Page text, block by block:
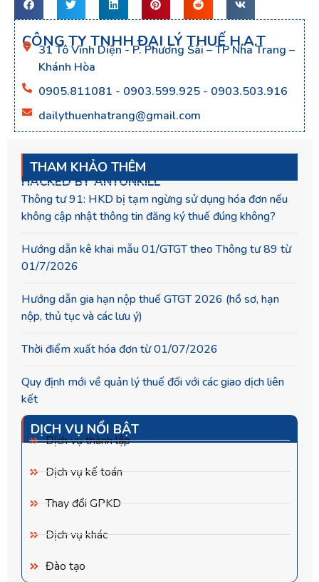
CÔNG TY TNHH ĐẠI LÝ THUẾ H.A.T
31 Tô Vĩnh Diện - P. Phương Sài – TP Nha Trang –
Khánh Hòa
0905.811081 - 0903.599.925 - 0903.503.916
dailythuenhatrang@gmail.com
THAM KHẢO THÊM
HACKED BY ANTONKILL
Thông tư 91: HKD bị tạm ngừng sử dụng hóa đơn nếu
không cập nhật thông tin đăng ký thuế đúng không?
Hướng dẫn kê khai mẫu 01/GTGT theo Thông tư 89 từ
01/7/2026
Hướng dẫn gia hạn nộp thuế GTGT 2026 (hồ sơ, hạn
nộp, thủ tục và các lưu ý)
Thời điểm xuất hóa đơn từ 01/07/2026
Quy định mới về quản lý thuế đối với các giao dịch liên
kết
DỊCH VỤ NỔI BẬT
Dịch vụ thành lập
Dịch vụ kế toán
Thay đổi GPKD
Dịch vụ khác
Đào tạo